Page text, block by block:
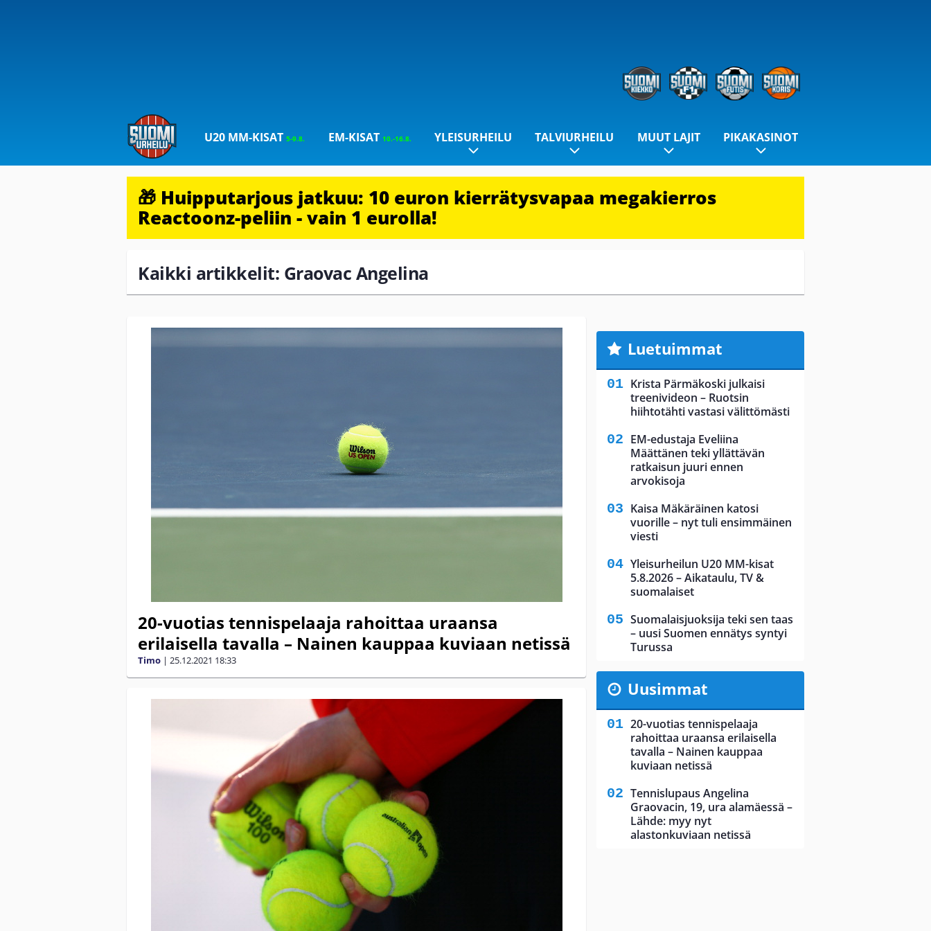
U20 MM-KISAT5-9.8. EM-KISAT 10.-16.8. YLEISURHEILU TALVIURHEILU MUUT LAJIT PIKAKASINOT
🎁 Huipputarjous jatkuu: 10 euron kierrätysvapaa megakierros
Reactoonz-peliin - vain 1 eurolla!
Kaikki artikkelit: Graovac Angelina
20-vuotias tennispelaaja rahoittaa uraansa
erilaisella tavalla – Nainen kauppaa kuviaan netissä
Timo | 25.12.2021 18:33
Luetuimmat
Krista Pärmäkoski julkaisi
treenivideon – Ruotsin
hiihtotähti vastasi välittömästi
EM-edustaja Eveliina
Määttänen teki yllättävän
ratkaisun juuri ennen
arvokisoja
Kaisa Mäkäräinen katosi
vuorille – nyt tuli ensimmäinen
viesti
Yleisurheilun U20 MM-kisat
5.8.2026 – Aikataulu, TV &
suomalaiset
Suomalaisjuoksija teki sen taas
– uusi Suomen ennätys syntyi
Turussa
Uusimmat
20-vuotias tennispelaaja
rahoittaa uraansa erilaisella
tavalla – Nainen kauppaa
kuviaan netissä
Tennislupaus Angelina
Graovacin, 19, ura alamäessä –
Lähde: myy nyt
alastonkuviaan netissä